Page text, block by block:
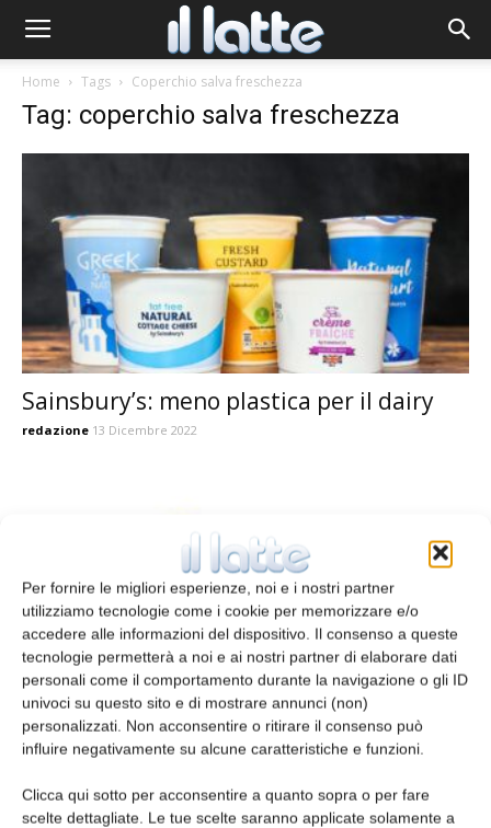
Per fornire le migliori esperienze, noi e i nostri partner
utilizziamo tecnologie come i cookie per memorizzare e/o
accedere alle informazioni del dispositivo. Il consenso a queste
tecnologie permetterà a noi e ai nostri partner di elaborare dati
personali come il comportamento durante la navigazione o gli ID
univoci su questo sito e di mostrare annunci (non)
personalizzati. Non acconsentire o ritirare il consenso può
influire negativamente su alcune caratteristiche e funzioni.
Clicca qui sotto per acconsentire a quanto sopra o per fare
scelte dettagliate. Le tue scelte saranno applicate solamente a
Home Tags Coperchio salva freschezza
Tag: coperchio salva freschezza
Sainsbury’s: meno plastica per il dairy
redazione 13 Dicembre 2022
Formaggi affettati in termoformato
redazione 11 Settembre 2014
Leggi la rivista